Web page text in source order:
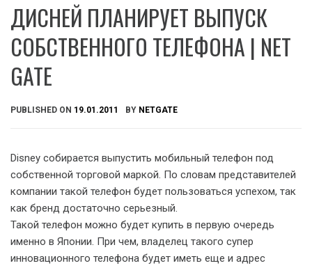
ДИСНЕЙ ПЛАНИРУЕТ ВЫПУСК
СОБСТВЕННОГО ТЕЛЕФОНА | NET
GATE
PUBLISHED ON 19.01.2011 BY NETGATE
Disney собирается выпустить мобильный телефон под
собственной торговой маркой. По словам представителей
компании такой телефон будет пользоваться успехом, так
как бренд достаточно серьезный.
Такой телефон можно будет купить в первую очередь
именно в Японии. При чем, владелец такого супер
инновационного телефона будет иметь еще и адрес